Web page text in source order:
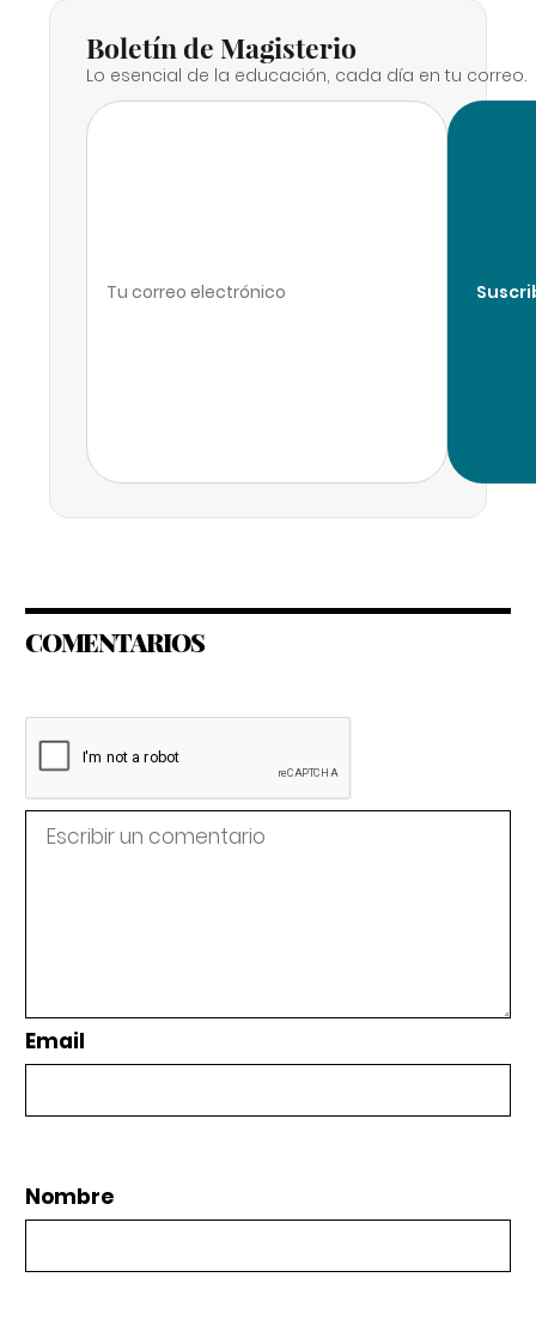
Boletín de Magisterio
Lo esencial de la educación, cada día en tu correo.
COMENTARIOS
Email
Nombre